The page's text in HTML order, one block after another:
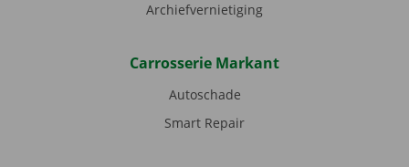
Archiefvernietiging
Carrosserie Markant
Autoschade
Smart Repair